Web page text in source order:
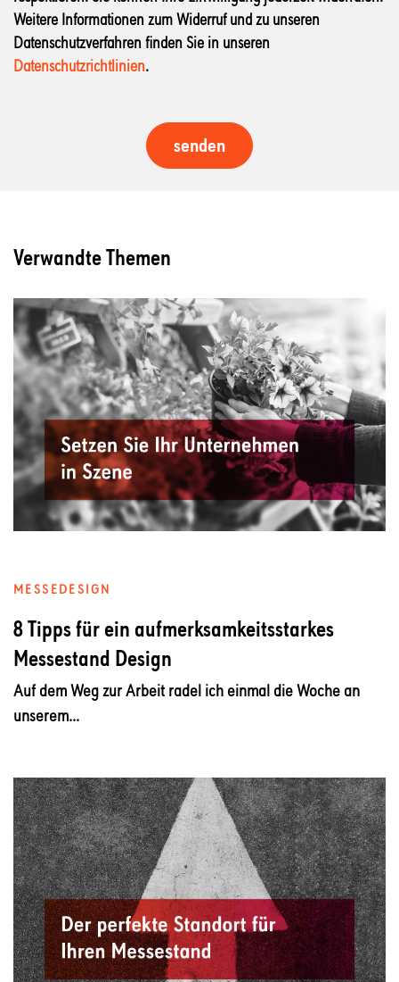
Weitere Informationen zum Widerruf und zu unseren
Datenschutzverfahren finden Sie in unseren
Datenschutzrichtlinien.
Verwandte Themen
MESSEDESIGN
8 Tipps für ein aufmerksamkeitsstarkes
Messestand Design
Auf dem Weg zur Arbeit radel ich einmal die Woche an
unserem...